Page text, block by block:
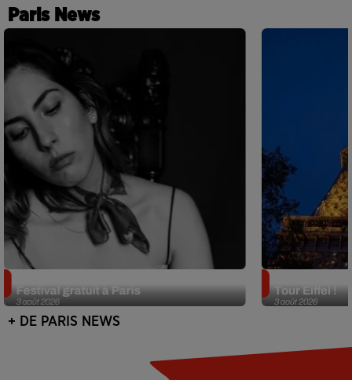
Paris News
3 août 2026
Festival gratuit à Paris
3 août 2026
Tour Eiffel !
+ DE PARIS NEWS